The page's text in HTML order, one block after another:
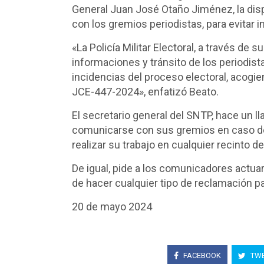
General Juan José Otaño Jiménez, la
con los gremios periodistas, para evitar
«La Policía Militar Electoral, a través de
informaciones y tránsito de los
incidencias del proceso electoral,
JCE-447-2024», enfatizó Beato.
El secretario general del SNTP, hace un
comunicarse con sus gremios en caso
realizar su trabajo en cualquier recinto
De igual, pide a los comunicadores
de hacer cualquier tipo de reclamación
20 de mayo 2024
FACEBOOK